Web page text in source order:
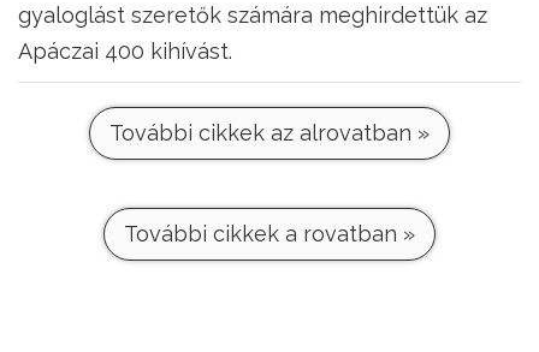
gyaloglást szeretők számára meghirdettük az
Apáczai 400 kihívást.
További cikkek az alrovatban »
További cikkek a rovatban »